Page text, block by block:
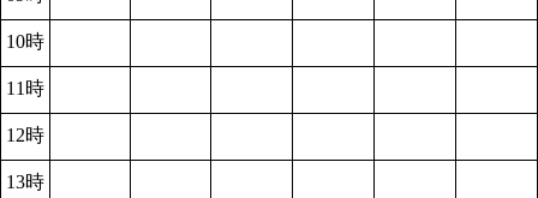
10時
11時
12時
13時